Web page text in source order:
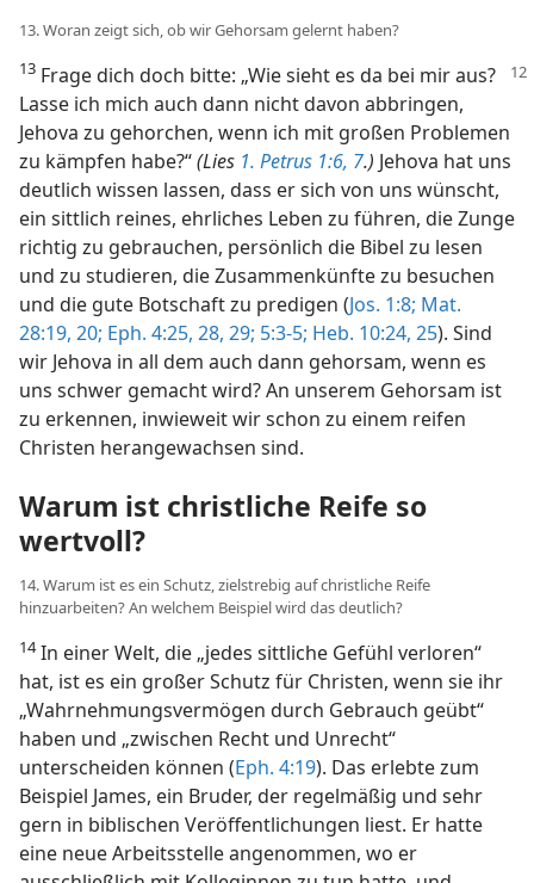
13. Woran zeigt sich, ob wir Gehorsam gelernt haben?
13 Frage dich doch bitte: „Wie sieht es da bei mir aus?
Lasse ich mich auch dann nicht davon abbringen,
Jehova zu gehorchen, wenn ich mit großen Problemen
zu kämpfen habe?“(Lies 1. Petrus 1:6, 7.) Jehova hat uns
deutlich wissen lassen, dass er sich von uns wünscht,
ein sittlich reines, ehrliches Leben zu führen, die Zunge
richtig zu gebrauchen, persönlich die Bibel zu lesen
und zu studieren, die Zusammenkünfte zu besuchen
und die gute Botschaft zu predigen (Jos. 1:8; Mat.
28:19, 20; Eph. 4:25, 28, 29; 5:3-5; Heb. 10:24, 25). Sind
wir Jehova in all dem auch dann gehorsam, wenn es
uns schwer gemacht wird? An unserem Gehorsam ist
zu erkennen, inwieweit wir schon zu einem reifen
Christen herangewachsen sind.
Warum ist christliche Reife so
wertvoll?
14. Warum ist es ein Schutz, zielstrebig auf christliche Reife
hinzuarbeiten? An welchem Beispiel wird das deutlich?
14In einer Welt, die „jedes sittliche Gefühl verloren“
hat, ist es ein großer Schutz für Christen, wenn sie ihr
„Wahrnehmungsvermögen durch Gebrauch geübt“
haben und „zwischen Recht und Unrecht“
unterscheiden können (Eph. 4:19). Das erlebte zum
Beispiel James, ein Bruder, der regelmäßig und sehr
gern in biblischen Veröffentlichungen liest. Er hatte
eine neue Arbeitsstelle angenommen, wo er